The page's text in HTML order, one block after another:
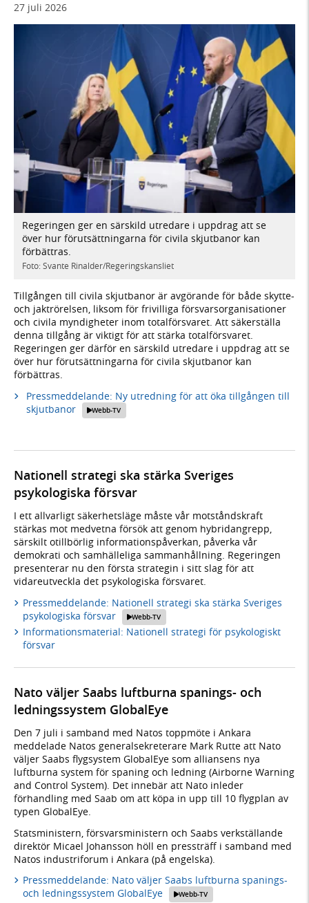
27 juli 2026
Regeringen ger en särskild utredare i uppdrag att se
över hur förutsättningarna för civila skjutbanor kan
förbättras.
Foto: Svante Rinalder/Regeringskansliet
Tillgången till civila skjutbanor är avgörande för både skytte-
och jaktrörelsen, liksom för frivilliga försvarsorganisationer
och civila myndigheter inom totalförsvaret. Att säkerställa
denna tillgång är viktigt för att stärka totalförsvaret.
Regeringen ger därför en särskild utredare i uppdrag att se
över hur förutsättningarna för civila skjutbanor kan
förbättras.
Pressmeddelande: Ny utredning för att öka tillgången till
skjutbanor
Webb-TV
Nationell strategi ska stärka Sveriges
psykologiska försvar
I ett allvarligt säkerhetsläge måste vår motståndskraft
stärkas mot medvetna försök att genom hybridangrepp,
särskilt otillbörlig informationspåverkan, påverka vår
demokrati och samhälleliga sammanhållning. Regeringen
presenterar nu den första strategin i sitt slag för att
vidareutveckla det psykologiska försvaret.
Pressmeddelande: Nationell strategi ska stärka Sveriges
psykologiska försvar
Webb-TV
Informationsmaterial: Nationell strategi för psykologiskt
försvar
Nato väljer Saabs luftburna spanings- och
ledningssystem GlobalEye
Den 7 juli i samband med Natos toppmöte i Ankara
meddelade Natos generalsekreterare Mark Rutte att Nato
väljer Saabs flygsystem GlobalEye som alliansens nya
luftburna system för spaning och ledning (Airborne Warning
and Control System). Det innebär att Nato inleder
förhandling med Saab om att köpa in upp till 10 flygplan av
typen GlobalEye.
Statsministern, försvarsministern och Saabs verkställande
direktör Micael Johansson höll en pressträff i samband med
Natos industriforum i Ankara (på engelska).
Pressmeddelande: Nato väljer Saabs luftburna spanings-
och ledningssystem GlobalEye
Webb-TV